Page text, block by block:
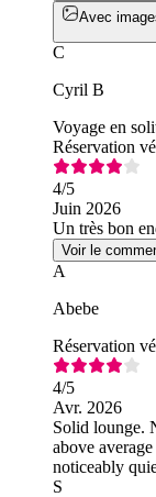
Avec
C
Cyril B
Voyage en
Réservation
4/5
Juin 2026
Un très bon
Voir le
A
Abebe
Réservation
4/5
Avr. 2026
Solid lounge.
above
noticeably
S